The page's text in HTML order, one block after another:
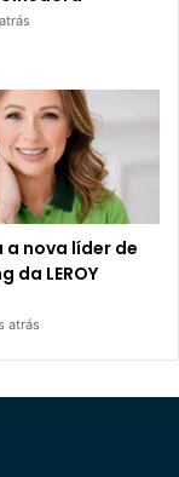
a nova líder de
da LEROY
atrás